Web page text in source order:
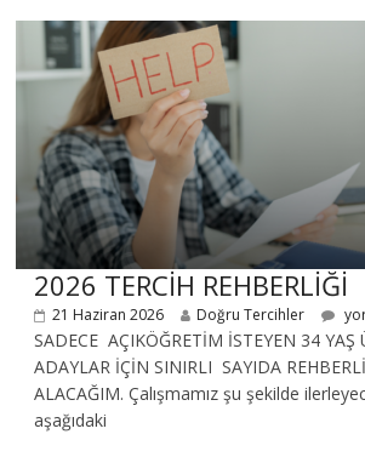
2026 TERCİH REHBERLİĞİ
21 Haziran 2026 Doğru Tercihler
SADECE AÇIKÖĞRETİM İSTEYEN 34 YAŞ
ADAYLAR İÇİN SINIRLI SAYIDA
ALACAĞIM. Çalışmamız şu şekilde
aşağıdaki